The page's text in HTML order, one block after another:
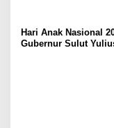
Hari Anak Nasional
Gubernur Sulut